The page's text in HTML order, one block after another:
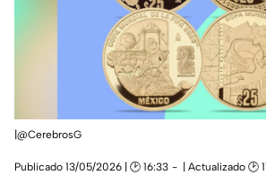
|@CerebrosG
Publicado 13/05/2026 | 🕑 16:33 | Actualizado 🕑